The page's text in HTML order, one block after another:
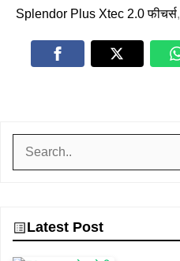
Splendor Plus Xtec 2.0 फीचर्स,
Latest Post